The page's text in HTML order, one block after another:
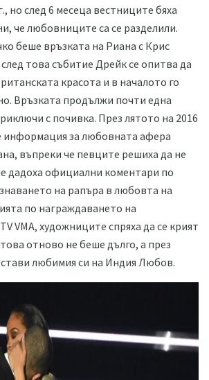
но след 6 месеца вестниците бяха
че любовниците са се разделили.
беше връзката на Риана с Крис
това събитие Дрейк се опитва да
красота и в началото го
Връзката продължи почти една
с почивка. През лятото на 2016
информация за любовната афера
въпреки че певците решиха да не
дадоха официални коментари по
на рапъра в любовта на
по награждаването на
VMA, художниците спряха да се крият
отново не беше дълго, а през
любимия си на Индия Любов.